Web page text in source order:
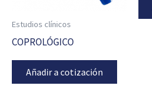
Estudios clínicos
COPROLÓGICO
Añadir a cotización